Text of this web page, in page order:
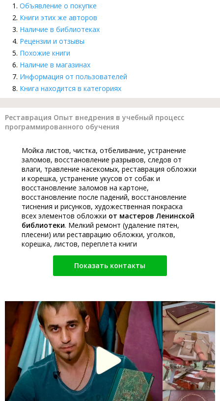
Объявление о покупке
Книги этих же авторов
Наличие в библиотеках
Рецензии и отзывы
Похожие книги
Наличие в магазинах
Информация от пользователей
Книга находится в категориях
Реставрация Опыт внедрения в учебный процесс
программированного обучения
Мойка листов, чистка, отбеливание, устранение
заломов, восстановление разрывов, следов от
влаги, травление насекомых, реставрация обложки
и корешка, устранение укусов от собак и
восстановление заломов на картоне,
восстановление после падений, восстановление
тиснения и рисунков, художественная покраска
всех элементов обложки от мастеров Ленинской
библиотеки. Мелкий ремонт (удаление пятен,
плесени) или реставрацию обложки, уголков,
корешка, листов, переплета книги
Показать контакты